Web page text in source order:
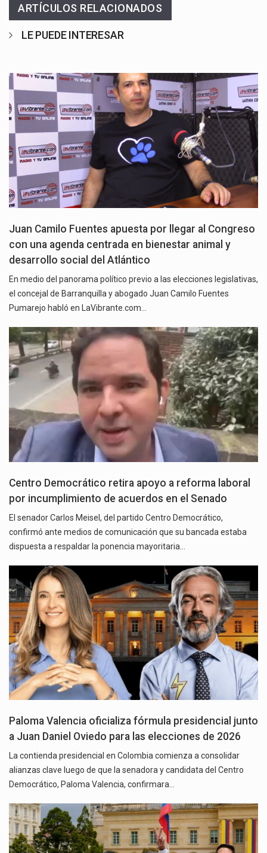
ARTÍCULOS RELACIONADOS
LE PUEDE INTERESAR
Juan Camilo Fuentes apuesta por llegar al Congreso
con una agenda centrada en bienestar animal y
desarrollo social del Atlántico
En medio del panorama político previo a las elecciones legislativas,
el concejal de Barranquilla y abogado Juan Camilo Fuentes
Pumarejo habló en LaVibrante.com…
Centro Democrático retira apoyo a reforma laboral
por incumplimiento de acuerdos en el Senado
El senador Carlos Meisel, del partido Centro Democrático,
confirmó ante medios de comunicación que su bancada estaba
dispuesta a respaldar la ponencia mayoritaria…
Paloma Valencia oficializa fórmula presidencial junto
a Juan Daniel Oviedo para las elecciones de 2026
La contienda presidencial en Colombia comienza a consolidar
alianzas clave luego de que la senadora y candidata del Centro
Democrático, Paloma Valencia, confirmara…